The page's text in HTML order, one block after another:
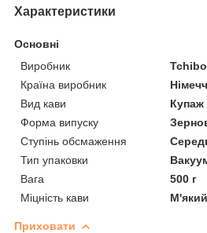
Характеристики
Основні
Виробник
Tchibo
Країна виробник
Вид кави
Купаж
Форма випуску
Ступінь обсмаження
Тип упаковки
Вага
500 г
Міцність кави
М'який
Приховати